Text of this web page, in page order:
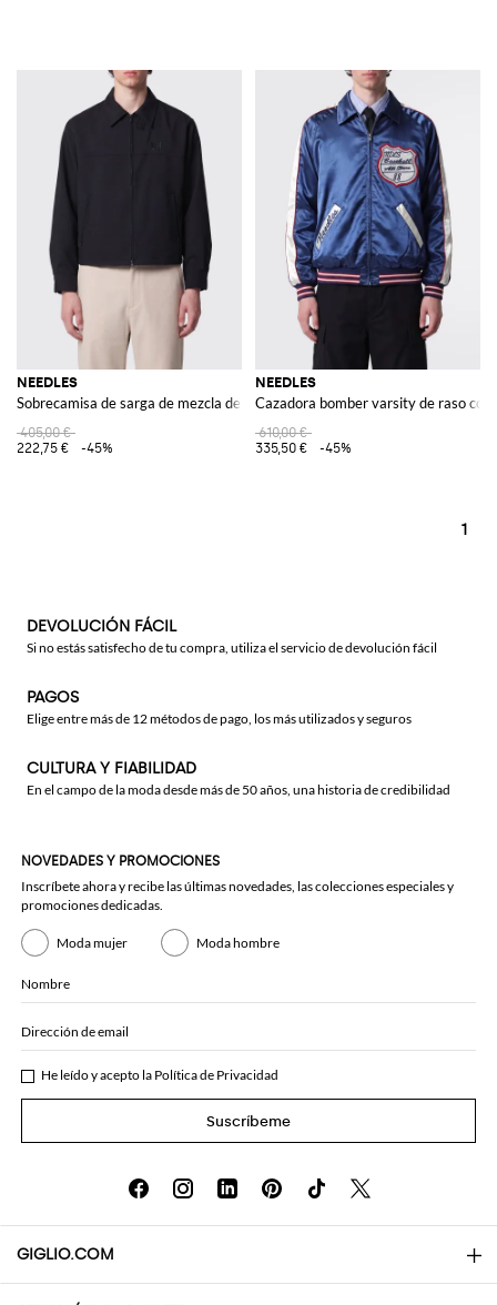
NEEDLES
Sobrecamisa de sarga de mezcla de lana con cremallera de doble carro
405,00 €
222,75 €
-45%
NEEDLES
Cazadora bomber varsity de raso
610,00 €
335,50 €
-45%
1
DEVOLUCIÓN FÁCIL
Si no estás satisfecho de tu compra, utiliza el servicio de devolución fácil
PAGOS
Elige entre más de 12 métodos de pago, los más utilizados y seguros
CULTURA Y FIABILIDAD
En el campo de la moda desde más de 50 años, una historia de credibilidad
NOVEDADES Y PROMOCIONES
Inscríbete ahora y recibe las últimas novedades, las colecciones especiales y
promociones dedicadas.
Moda mujer Moda hombre
Nombre
Dirección de email
He leído y acepto la Política de Privacidad
Suscríbeme
GIGLIO.COM